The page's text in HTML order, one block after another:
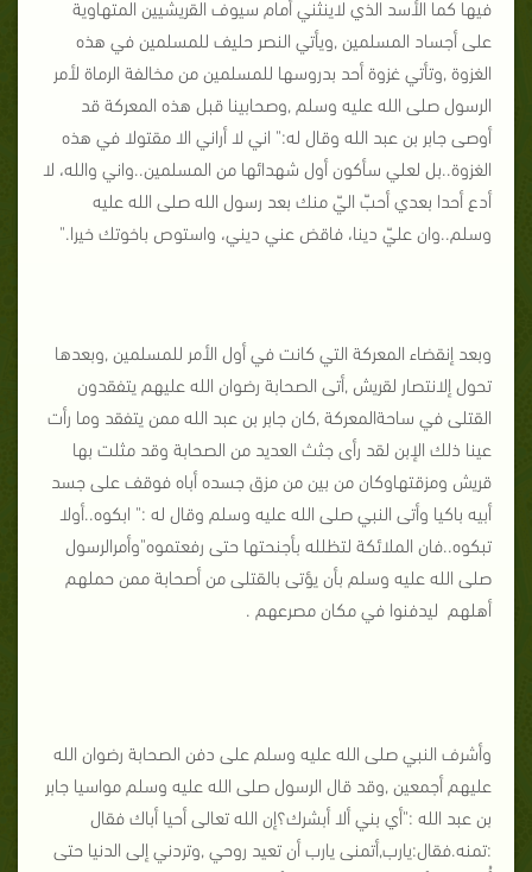
فيها كما الأسد الذي لاينثني أمام سيوف القريشيين المتهاوية
على أجساد المسلمين ,ويأتي النصر حليف للمسلمين في هذه
الغزوة ,وتأتي غزوة أحد بدروسها للمسلمين من مخالفة الرماة لأمر
الرسول صلى الله عليه وسلم ,وصحابينا قبل هذه المعركة قد
أوصى جابر بن عبد الله وقال له:" اني لا أراني الا مقتولا في هذه
الغزوة..بل لعلي سأكون أول شهدائها من المسلمين..واني والله، لا
أدع أحدا بعدي أحبّ اليّ منك بعد رسول الله صلى الله عليه
وسلم..وان عليّ دينا، فاقض عني ديني، واستوص باخوتك خيرا."
وبعد إنقضاء المعركة التي كانت في أول الأمر للمسلمين ,وبعدها
تحول إلانتصار لقريش ,أتى الصحابة رضوان الله عليهم يتفقدون
القتلى في ساحةالمعركة ,كان جابر بن عبد الله ممن يتفقد وما رأت
عينا ذلك الإبن لقد رأى جثث العديد من الصحابة وقد مثلت بها
قريش ومزقتهاوكان من بين من مزق جسده أباه فوقف على جسد
أبيه باكيا وأتى النبي صلى الله عليه وسلم وقال له :" ابكوه..أولا
تبكوه..فان الملائكة لتظلله بأجنحتها حتى رفعتموه"وأمرالرسول
صلى الله عليه وسلم بأن يؤتى بالقتلى من أصحابة ممن حملهم
أهلهم ليدفنوا في مكان مصرعهم .
وأشرف النبي صلى الله عليه وسلم على دفن الصحابة رضوان الله
عليهم أجمعين ,وقد قال الرسول صلى الله عليه وسلم مواسيا جابر
بن عبد الله :"أي بني ألا أبشرك؟إن الله تعالى أحيا أباك فقال
:تمنه.فقال:يارب,أتمنى يارب أن تعيد روحي ,وتردني إلى الدنيا حتى